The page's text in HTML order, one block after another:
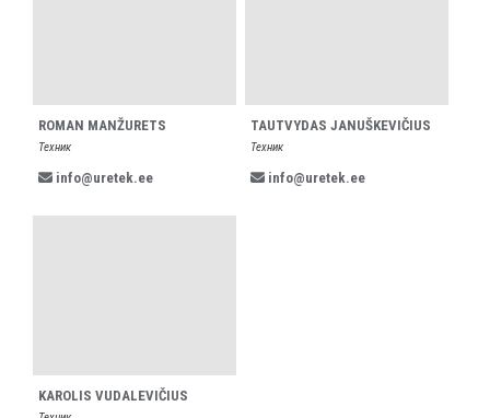
ROMAN MANŽURETS
Техник
info@uretek.ee
TAUTVYDAS JANUŠKEVIČIUS
Техник
info@uretek.ee
KAROLIS VUDALEVIČIUS